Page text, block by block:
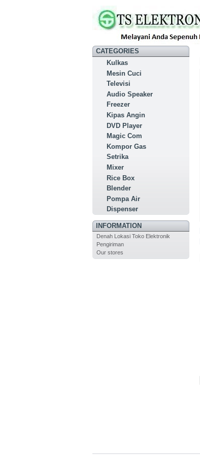
CATEGORIES
Kulkas
Mesin Cuci
Televisi
Audio Speaker
Freezer
Kipas Angin
DVD Player
Magic Com
Kompor Gas
Setrika
Mixer
Rice Box
Blender
Pompa Air
Dispenser
INFORMATION
Denah Lokasi Toko Elektronik
Pengiriman
Our stores